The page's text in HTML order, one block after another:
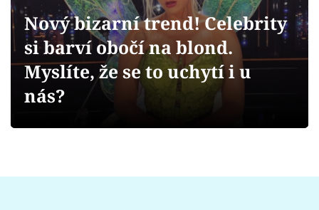
Videa
Sledujte prima+
Nový bizarní trend! Celebrity
si barví obočí na blond.
Myslíte, že se to uchytí i u
nás?